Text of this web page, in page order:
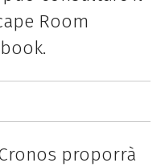
Room
proporrà